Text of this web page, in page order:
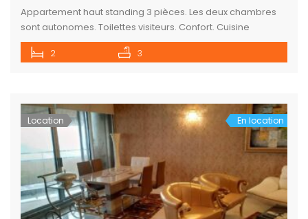
Appartement haut standing 3 pièces. Les deux chambres
sont autonomes. Toilettes visiteurs. Confort. Cuisine
équipée. Sécurité 24/24. Wifi. Canal. Netflix. Service de
ménage. Confort.
2 3
Location En location